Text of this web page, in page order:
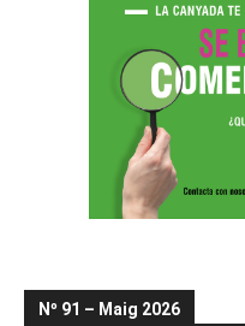
Nº 91 – Maig 2026